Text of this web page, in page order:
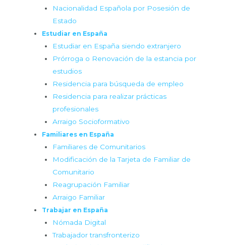
Nacionalidad Española por Posesión de
Estado
Estudiar en España
Estudiar en España siendo extranjero
Prórroga o Renovación de la estancia por
estudios
Residencia para búsqueda de empleo
Residencia para realizar prácticas
profesionales
Arraigo Socioformativo
Familiares en España
Familiares de Comunitarios
Modificación de la Tarjeta de Familiar de
Comunitario
Reagrupación Familiar
Arraigo Familiar
Trabajar en España
Nómada Digital
Trabajador transfronterizo